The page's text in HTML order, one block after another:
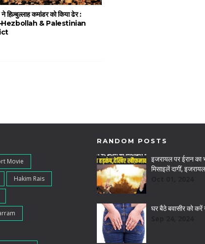
हिज़्बुल्लाह कमांडर को किया ढेर :
& Palestinian
Movie
Hakim Rais
RANDOM POSTS
इजरायल पर ईरान का
मिसाइलें दागीं,
घर बैठे बवासीर को